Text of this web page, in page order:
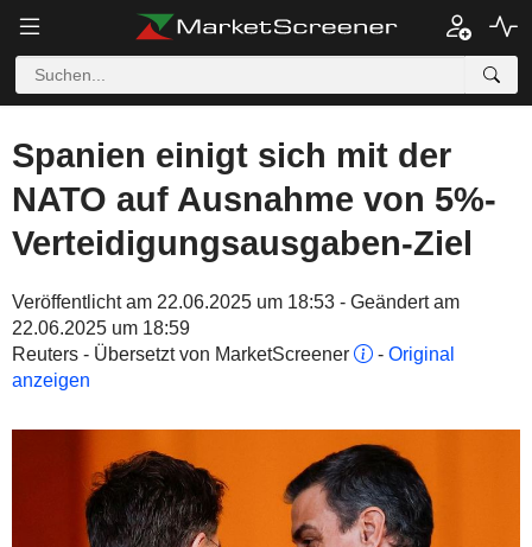
Spanien einigt sich mit der
NATO auf Ausnahme von 5%-
Verteidigungsausgaben-Ziel
Veröffentlicht am 22.06.2025 um 18:53 - Geändert am
22.06.2025 um 18:59
Reuters - Übersetzt von MarketScreener
- Original
anzeigen